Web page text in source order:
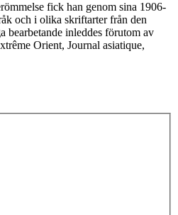
fick han genom sina 1906-
och i olika skriftarter från den
bearbetande inleddes förutom av
Orient, Journal asiatique,